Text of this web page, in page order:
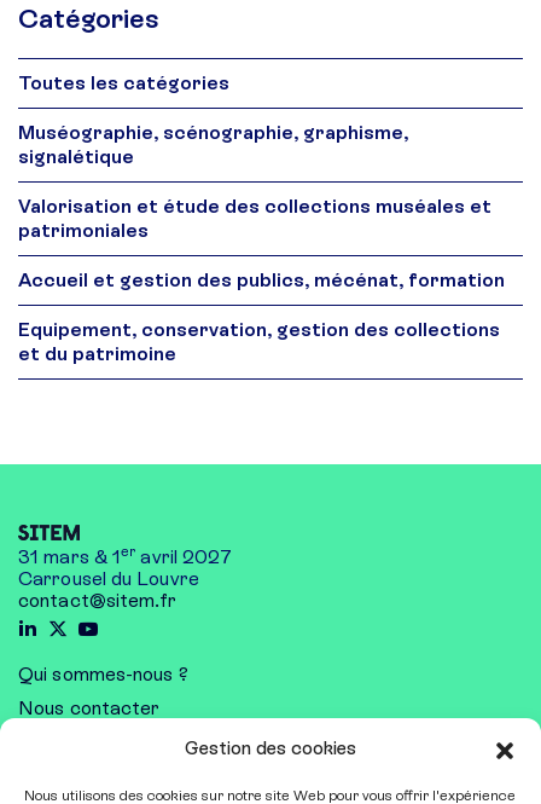
Gestion des cookies
Nous utilisons des cookies sur notre site Web pour vous offrir l'expérience
Catégories
Toutes les catégories
Muséographie, scénographie, graphisme,
signalétique
Valorisation et étude des collections muséales et
patrimoniales
Accueil et gestion des publics, mécénat, formation
Equipement, conservation, gestion des collections
et du patrimoine
31 mars & 1er avril 2027
Carrousel du Louvre
contact@sitem.fr
Qui sommes-nous ?
Nous contacter
Exposer